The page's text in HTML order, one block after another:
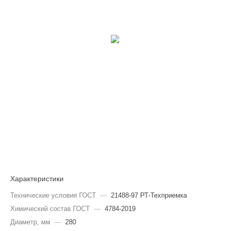
Характеристики
Технические условия ГОСТ — 21488-97 РТ-Техприемка
Химический состав ГОСТ — 4784-2019
Диаметр, мм — 280